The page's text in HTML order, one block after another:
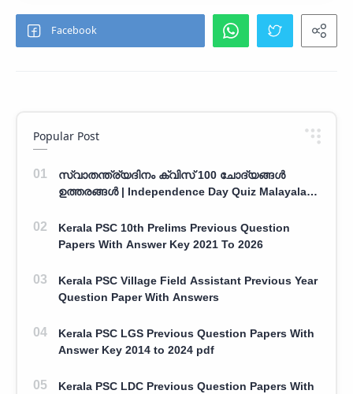
Popular Post
സ്വാതന്ത്ര്യദിനം ക്വിസ് 100 ചോദ്യങ്ങൾ
ഉത്തരങ്ങൾ | Independence Day Quiz Malayalam
Kerala PSC 10th Prelims Previous Question
Papers With Answer Key 2021 To 2026
Kerala PSC Village Field Assistant Previous Year
Question Paper With Answers
Kerala PSC LGS Previous Question Papers With
Answer Key 2014 to 2024 pdf
Kerala PSC LDC Previous Question Papers With